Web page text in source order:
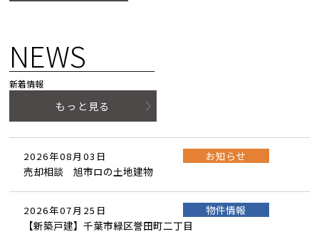
NEWS
新着情報
もっと見る
2026年08月03日
お知らせ
売却相談 旭市ロの土地建物
2026年07月25日
物件情報
【新築戸建】千葉市緑区誉田町二丁目